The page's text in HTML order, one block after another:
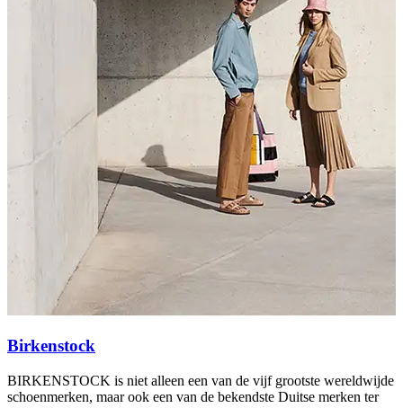
Birkenstock
BIRKENSTOCK is niet alleen een van de vijf grootste wereldwijde
schoenmerken, maar ook een van de bekendste Duitse merken ter